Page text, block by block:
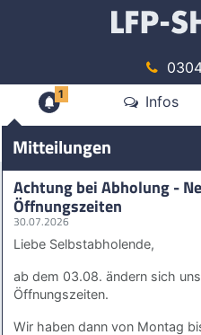
Mitteilungen
1 Infos
Werbedisplays
Ersatzdruck für
Ersatzdruck für
Displays
Mitteilungen
Achtung bei Abholung -
Öffnungszeiten
30.07.2026
Liebe Selbstabholende,
ab dem 03.08. ändern sich
Öffnungszeiten.
Wir haben dann von Montag